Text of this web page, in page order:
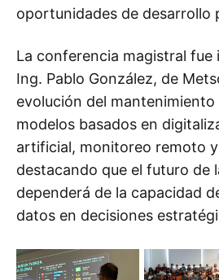
oportunidades de desarrollo
La conferencia magistral fue
Ing. Pablo González, de
evolución del
modelos basados en
artificial, monitoreo remoto
destacando que el futuro de
dependerá de la capacidad
datos en decisiones